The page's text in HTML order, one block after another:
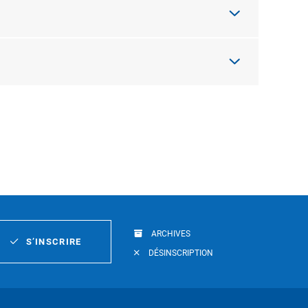
S’INSCRIRE
ARCHIVES
DÉSINSCRIPTION